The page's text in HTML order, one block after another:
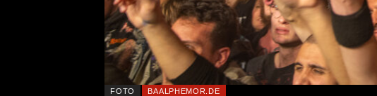
FOTO BAALPHEMOR.DE